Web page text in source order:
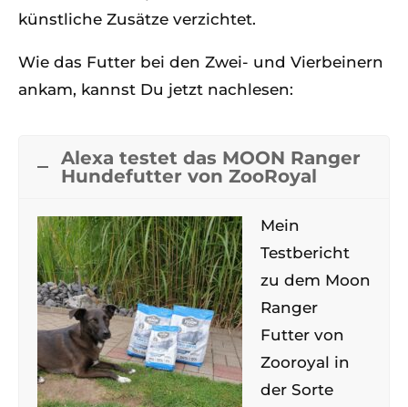
künstliche Zusätze verzichtet.
Wie das Futter bei den Zwei- und Vierbeinern
ankam, kannst Du jetzt nachlesen:
Alexa testet das MOON Ranger
Hundefutter von ZooRoyal
Mein
Testbericht
zu dem Moon
Ranger
Futter von
Zooroyal in
der Sorte